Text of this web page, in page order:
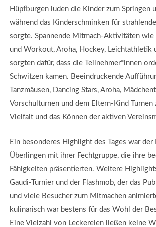
Hüpfburgen luden die Kinder zum Springen
während das Kinderschminken für
sorgte. Spannende Mitmach-Aktivitäten wie
und Workout, Aroha, Hockey, Leichtathletik
sorgten dafür, dass die Teilnehmer*innen
Schwitzen kamen. Beeindruckende
Tanzmäusen, Dancing Stars, Aroha,
Vorschulturnen und dem Eltern-Kind Turnen
Vielfalt und das Können der aktiven
Ein besonderes Highlight des Tages war der
Überlingen mit ihrer Fechtgruppe, die ihre
Fähigkeiten präsentierten. Weitere
Gaudi-Turnier und der Flashmob, der das
und viele Besucher zum Mitmachen
kulinarisch war bestens für das Wohl der
Eine Vielzahl von Leckereien ließen keine